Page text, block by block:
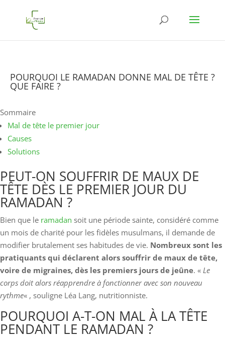
POURQUOI LE RAMADAN DONNE MAL DE TÊTE ?
QUE FAIRE ?
Sommaire
Mal de tête le premier jour
Causes
Solutions
PEUT-ON SOUFFRIR DE MAUX DE
TÊTE DÈS LE PREMIER JOUR DU
RAMADAN ?
Bien que le ramadan soit une période sainte, considéré comme
un mois de charité pour les fidèles musulmans, il demande de
modifier brutalement ses habitudes de vie. Nombreux sont les
pratiquants qui déclarent alors souffrir de maux de tête,
voire de migraines, dès les premiers jours de jeûne. « Le
corps doit alors réapprendre à fonctionner avec son nouveau
rythme« , souligne Léa Lang, nutritionniste.
POURQUOI A-T-ON MAL À LA TÊTE
PENDANT LE RAMADAN ?